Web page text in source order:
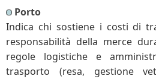
Porto
Indica chi sostiene i costi di
responsabilità della merce
regole logistiche e
trasporto (resa, gestione